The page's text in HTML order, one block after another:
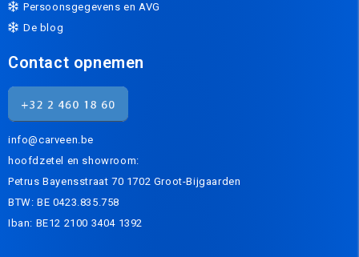
Persoonsgegevens en AVG
De blog
Contact opnemen
info@carveen.be
hoofdzetel en showroom:
Petrus Bayensstraat 70 1702 Groot-Bijgaarden
BTW: BE 0423.835.758
Iban: BE12 2100 3404 1392